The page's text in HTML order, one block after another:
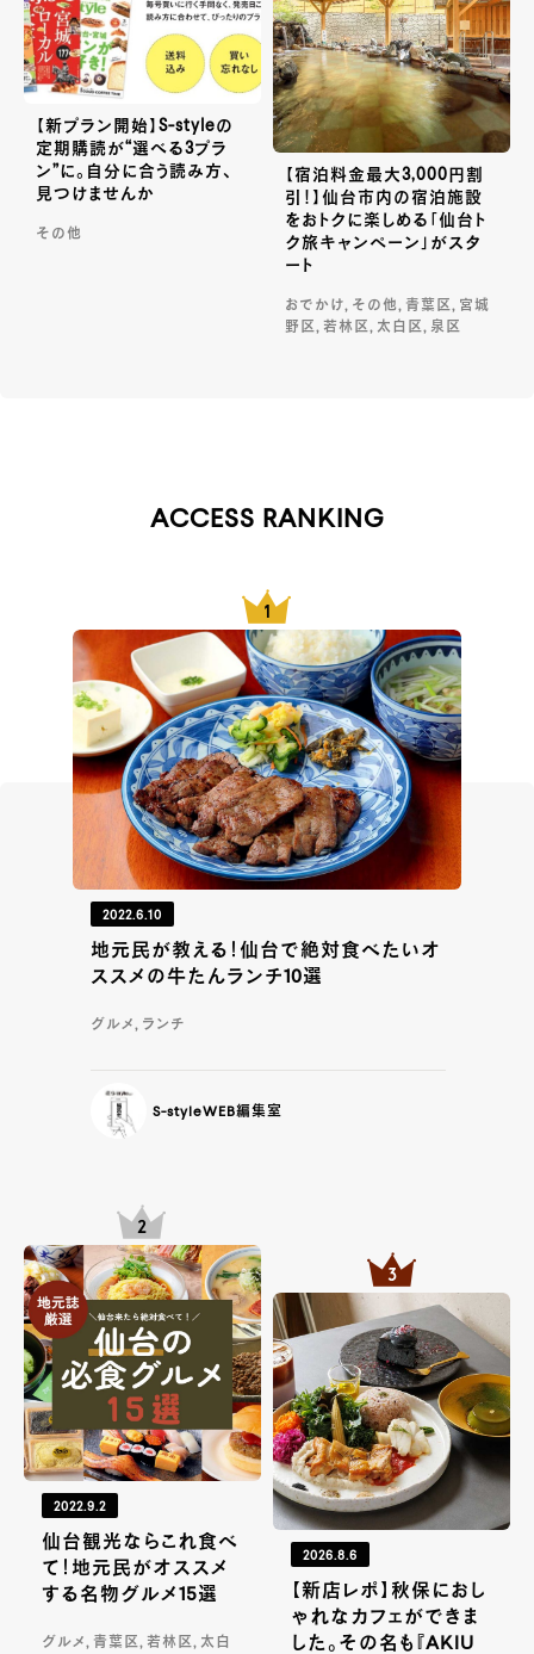
【新プラン開始】S-styleの
定期購読が“選べる3プラ
ン”に。自分に合う読み方、
見つけませんか
その他
【宿泊料金最大3,000円割
引！】仙台市内の宿泊施設
をおトクに楽しめる「仙台ト
ク旅キャンペーン」がスタ
ート
おでかけ, その他, 青葉区, 宮城
野区, 若林区, 太白区, 泉区
ACCESS RANKING
2022.6.10
地元民が教える！仙台で絶対食べたいオ
ススメの牛たんランチ10選
グルメ, ランチ
S-styleWEB編集室
2022.9.2
仙台観光ならこれ食べ
て！地元民がオススメ
する名物グルメ15選
グルメ, 青葉区, 若林区, 太白
2026.8.6
【新店レポ】秋保におし
ゃれなカフェができま
した。その名も『AKIU